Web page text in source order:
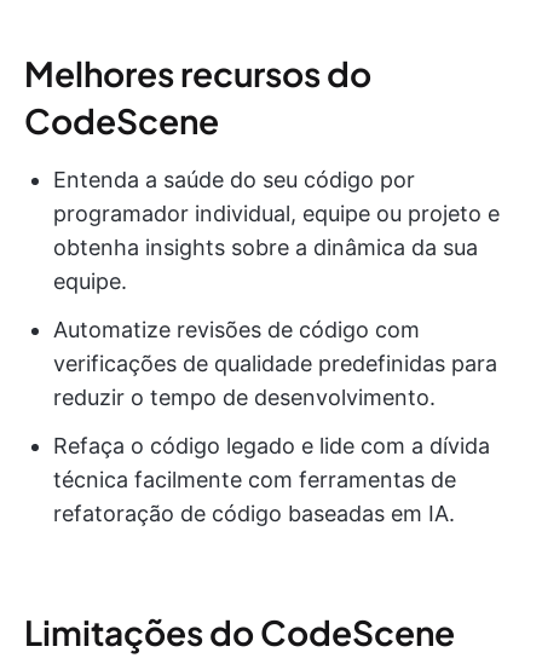
Melhores recursos do
CodeScene
Entenda a saúde do seu código por
programador individual, equipe ou projeto e
obtenha insights sobre a dinâmica da sua
equipe.
Automatize revisões de código com
verificações de qualidade predefinidas para
reduzir o tempo de desenvolvimento.
Refaça o código legado e lide com a dívida
técnica facilmente com ferramentas de
refatoração de código baseadas em IA.
Limitações do CodeScene